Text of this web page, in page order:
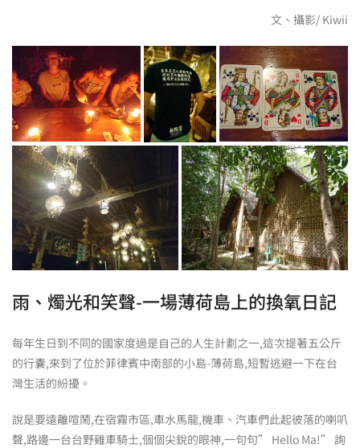
文、攝影/ Kiwii
雨、燭光和笑聲-一場薄荷島上的換氧日記
每年生日到不同的國家度過是自己的人生計劃之一,這次提著五公斤
的行囊,來到了位於菲律賓中南部的小島-薄荷島,短暫逃避一下在台
灣生活的紛擾。
說是要遠離喧鬧,在宿霧市區,車水馬龍,機車、汽車們此起彼落的喇叭
聲,路邊一台台野雞車騎士,個個尖銳的眼神,一句句” Hello Ma!” 詢